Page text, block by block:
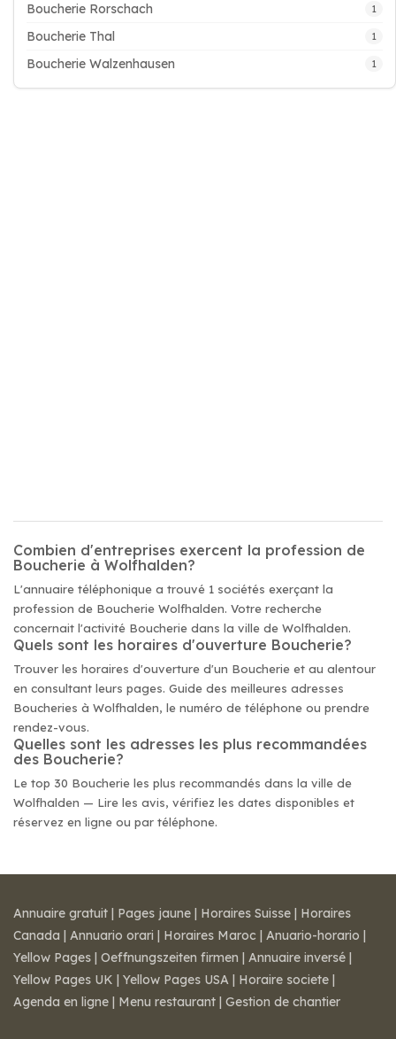
Boucherie Rorschach 1
Boucherie Thal 1
Boucherie Walzenhausen 1
Combien d'entreprises exercent la profession de
Boucherie à Wolfhalden?
L'annuaire téléphonique a trouvé 1 sociétés exerçant la
profession de Boucherie Wolfhalden. Votre recherche
concernait l'activité Boucherie dans la ville de Wolfhalden.
Quels sont les horaires d'ouverture Boucherie?
Trouver les horaires d'ouverture d'un Boucherie et au alentour
en consultant leurs pages. Guide des meilleures adresses
Boucheries à Wolfhalden, le numéro de téléphone ou prendre
rendez-vous.
Quelles sont les adresses les plus recommandées
des Boucherie?
Le top 30 Boucherie les plus recommandés dans la ville de
Wolfhalden — Lire les avis, vérifiez les dates disponibles et
réservez en ligne ou par téléphone.
Annuaire gratuit | Pages jaune | Horaires Suisse | Horaires
Canada | Annuario orari | Horaires Maroc | Anuario-horario |
Yellow Pages | Oeffnungszeiten firmen | Annuaire inversé |
Yellow Pages UK | Yellow Pages USA | Horaire societe |
Agenda en ligne | Menu restaurant | Gestion de chantier